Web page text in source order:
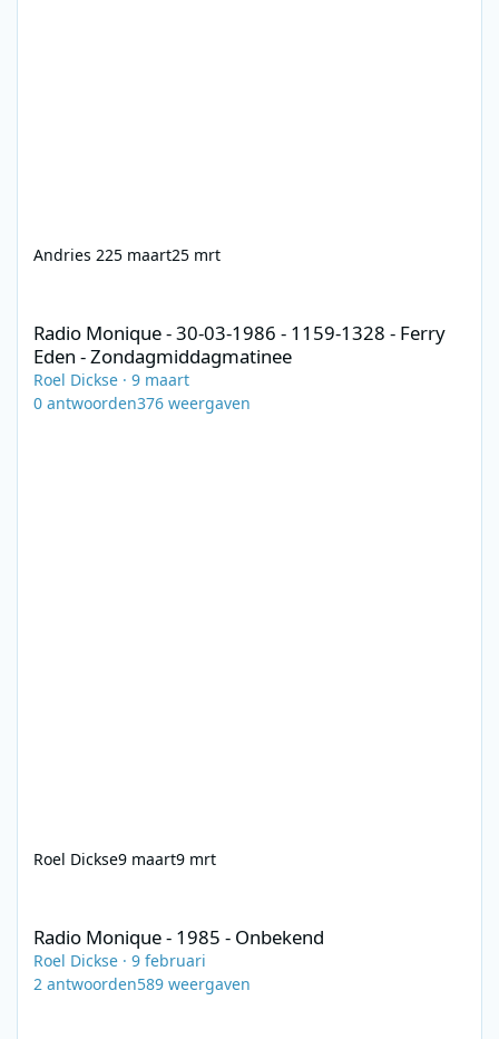
Andries 225 maart25 mrt
Radio Monique - 30-03-1986 - 1159-1328 - Ferry
Eden - Zondagmiddagmatinee
Roel Dickse · 9 maart
0 antwoorden376 weergaven
Roel Dickse9 maart9 mrt
Radio Monique - 1985 - Onbekend
Roel Dickse · 9 februari
2 antwoorden589 weergaven